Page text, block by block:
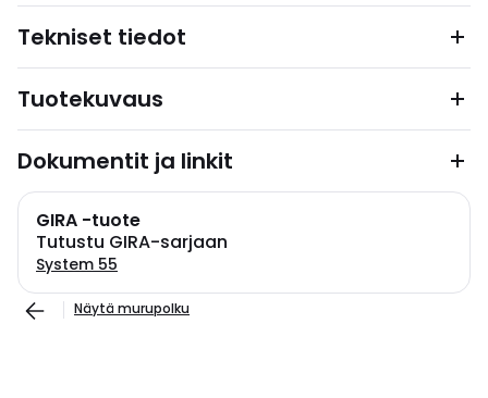
Tekniset tiedot
Tuotekuvaus
Dokumentit ja linkit
GIRA -tuote
Tutustu GIRA-sarjaan
System 55
Näytä murupolku